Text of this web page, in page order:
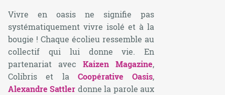
Vivre en oasis ne signifie pas
systématiquement vivre isolé et à la
bougie ! Chaque écolieu ressemble au
collectif qui lui donne vie. En
partenariat avecKaizen Magazine,
Colibris et la Coopérative Oasis,
Alexandre Sattler donne la parole aux